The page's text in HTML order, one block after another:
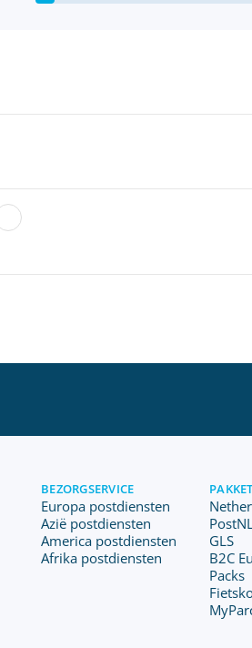
BEZORGSERVICE
Europa postdiensten
Azië postdiensten
America postdiensten
Afrika postdiensten
GLS
B2C
Packs